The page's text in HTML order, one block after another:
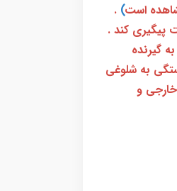
است)
.
سامانه رهگیری پستی و یا شماره 193 با پست پیگیری کند .
بیشتر بسته ها به گیرنده
به شلوغی
و